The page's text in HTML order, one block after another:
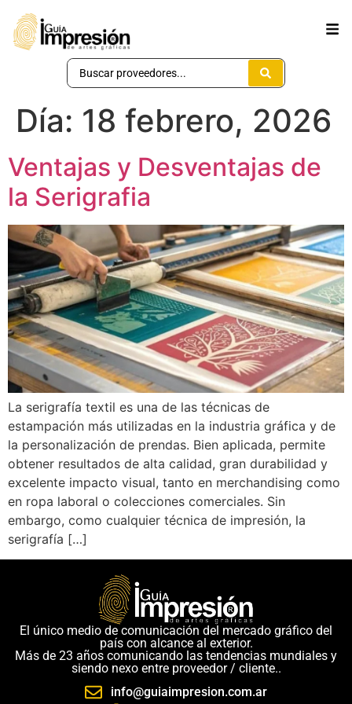
Día: 18 febrero, 2026
Ventajas y Desventajas de
la Serigrafia
La serigrafía textil es una de las técnicas de
estampación más utilizadas en la industria gráfica y de
la personalización de prendas. Bien aplicada, permite
obtener resultados de alta calidad, gran durabilidad y
excelente impacto visual, tanto en merchandising como
en ropa laboral o colecciones comerciales. Sin
embargo, como cualquier técnica de impresión, la
serigrafía […]
El único medio de comunicación del mercado gráfico del
país con alcance al exterior.
Más de 23 años comunicando las tendencias mundiales y
siendo nexo entre proveedor / cliente..
info@guiaimpresion.com.ar